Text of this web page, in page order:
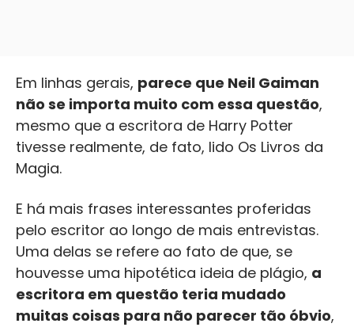
Em linhas gerais, parece que Neil Gaiman
não se importa muito com essa questão,
mesmo que a escritora de Harry Potter
tivesse realmente, de fato, lido Os Livros da
Magia.
E há mais frases interessantes proferidas
pelo escritor ao longo de mais entrevistas.
Uma delas se refere ao fato de que, se
houvesse uma hipotética ideia de plágio, a
escritora em questão teria mudado
muitas coisas para não parecer tão óbvio,